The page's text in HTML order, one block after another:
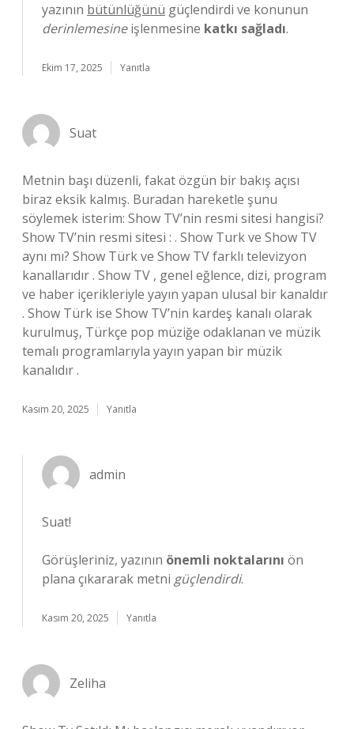
yazının bütünlüğünü güçlendirdi ve konunun
derinlemesineişlenmesine katkı sağladı.
Ekim 17, 2025 Yanıtla
Suat
Metnin başı düzenli, fakat özgün bir bakış açısı
biraz eksik kalmış. Buradan hareketle şunu
söylemek isterim: Show TV’nin resmi sitesi hangisi?
Show TV’nin resmi sitesi : . Show Turk ve Show TV
aynı mı? Show Türk ve Show TV farklı televizyon
kanallarıdır . Show TV , genel eğlence, dizi, program
ve haber içerikleriyle yayın yapan ulusal bir kanaldır
. Show Türk ise Show TV’nin kardeş kanalı olarak
kurulmuş, Türkçe pop müziğe odaklanan ve müzik
temalı programlarıyla yayın yapan bir müzik
kanalıdır .
Kasım 20, 2025 Yanıtla
admin
Suat!
Görüşleriniz, yazının önemli noktalarını ön
plana çıkararak metni güçlendirdi.
Kasım 20, 2025 Yanıtla
Zeliha